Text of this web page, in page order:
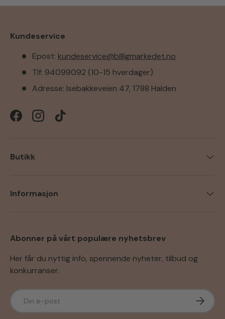
Kundeservice
Epost: kundeservice@billigmarkedet.no
Tlf: 94099092 (10-15 hverdager)
Adresse: Isebakkeveien 47, 1788 Halden
FacebookInstagramTikTok
Butikk
Informasjon
Abonner på vårt populære nyhetsbrev
Her får du nyttig info, spennende nyheter, tilbud og
konkurranser.
E-post Abonner